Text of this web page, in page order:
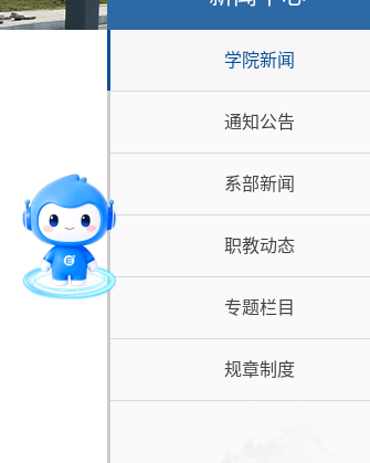
学院新闻
通知公告
系部新闻
职教动态
专题栏目
规章制度